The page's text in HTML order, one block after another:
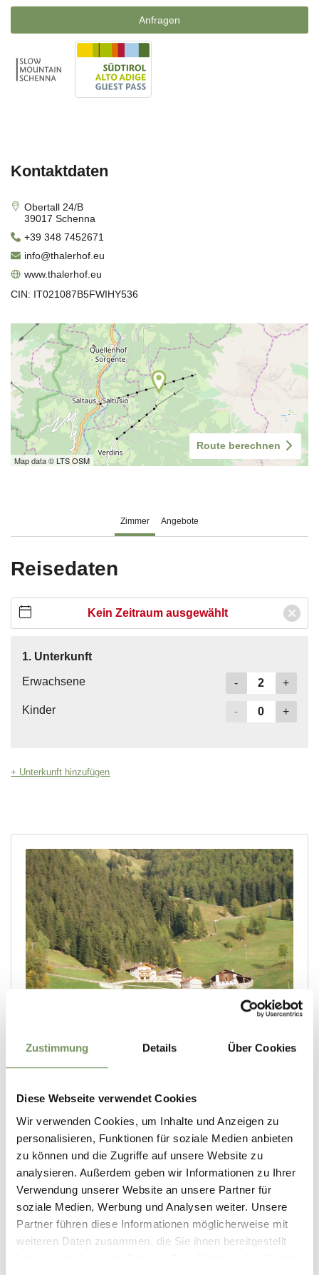
Zustimmung Details Über Cookies
Diese Webseite verwendet Cookies
Wir verwenden Cookies, um Inhalte und Anzeigen zu
personalisieren, Funktionen für soziale Medien anbieten
zu können und die Zugriffe auf unsere Website zu
analysieren. Außerdem geben wir Informationen zu Ihrer
Verwendung unserer Website an unsere Partner für
soziale Medien, Werbung und Analysen weiter. Unsere
Partner führen diese Informationen möglicherweise mit
weiteren Daten zusammen, die Sie ihnen bereitgestellt